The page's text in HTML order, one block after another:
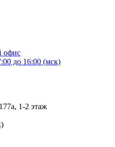
офис
до 16:00 (мск)
​1-2 этаж